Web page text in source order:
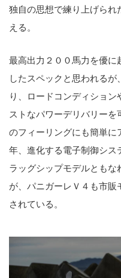
独自の思想で練り上げられ
える。
最高出力２００馬力を優に
したスペックと思われる
り、ロードコンディショ
ストなパワーデリバリー
のフィーリングにも簡単に
年、進化する電子制御シス
ラッグシップモデルともな
が、パニガーレＶ４も市
されている。